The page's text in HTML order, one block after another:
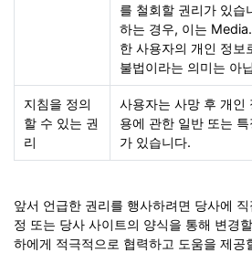
를 철회할 권리가 있습
하는 경우, 이는
한 사용자의 개인 정보
불법이라는 의미는 아
지침을 정의
할 수 있는 권
리
사용자는 사망 후 개인
용에 관한 일반 또는
가 있습니다.
앞서 언급한 권리를 행사하려면 당사에
정 또는 당사 사이트의 양식을 통해 변경
하에게 적극적으로 협력하고 도움을 제공